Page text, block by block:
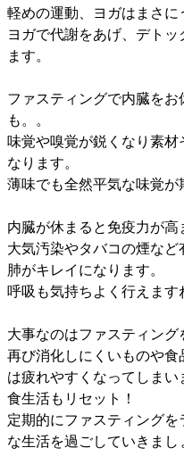
軽めの運動、ヨガはまさに
ヨガで代謝をあげ、デト
ます。
ファスティングで内臓を
も。。
味覚や嗅覚が鋭くなり素
なります。
薄味でも全然平気な味覚が
内臓が休まると免疫力が高
大気汚染やタバコの煙な
肺がキレイになります。
呼吸も気持ちよく行えます
大事なのはファスティング
再び消化しにくいものや
は疲れやすくなってしまい
食生活もリセット！
定期的にファスティング
な生活を過ごしていきまし